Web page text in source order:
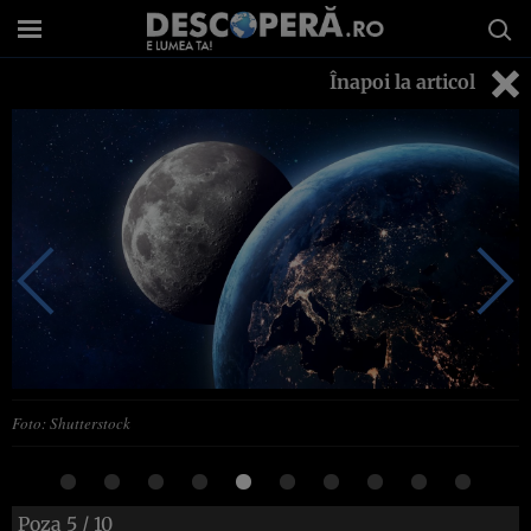
Înapoi la articol
Foto: Shutterstock
Poza 5 / 10